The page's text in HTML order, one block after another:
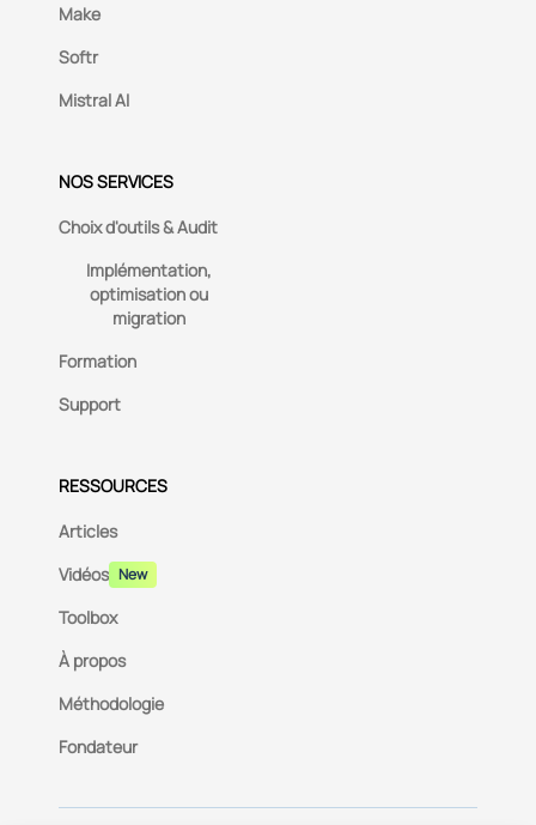
Make
Softr
Mistral AI
NOS SERVICES
Choix d'outils & Audit
Implémentation,
optimisation ou
migration
Formation
Support
RESSOURCES
Articles
Vidéos New
Toolbox
À propos
Méthodologie
Fondateur